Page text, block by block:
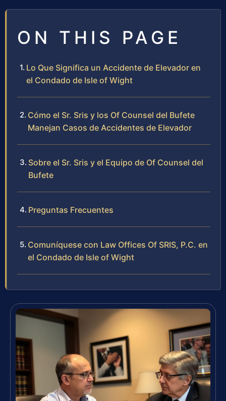
ON THIS PAGE
Lo Que Significa un Accidente de Elevador en
el Condado de Isle of Wight
Cómo el Sr. Sris y los Of Counsel del Bufete
Manejan Casos de Accidentes de Elevador
Sobre el Sr. Sris y el Equipo de Of Counsel del
Bufete
Preguntas Frecuentes
Comuníquese con Law Offices Of SRIS, P.C. en
el Condado de Isle of Wight